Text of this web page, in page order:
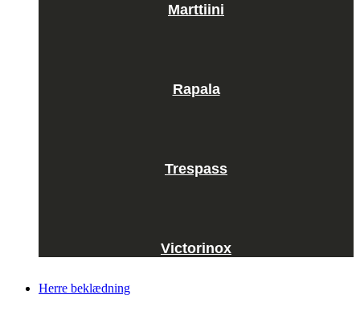
Marttiini
Rapala
Trespass
Victorinox
Herre beklædning